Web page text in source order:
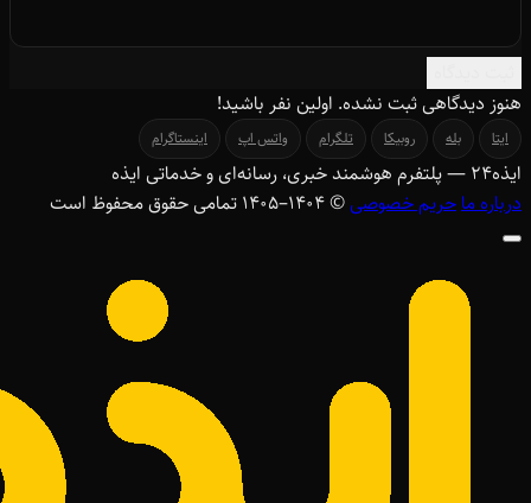
هنوز دیدگاهی ثبت نشده. اولین نفر باشید!
ایتا بله روبیکا تلگرام واتس اپ اینستاگرام
ایذه۲۴ — پلتفرم هوشمند خبری، رسانه‌ای و خدماتی ایذه
درباره ماحریم خصوصی© ۱۴۰۴–1405 تمامی حقوق محفوظ است